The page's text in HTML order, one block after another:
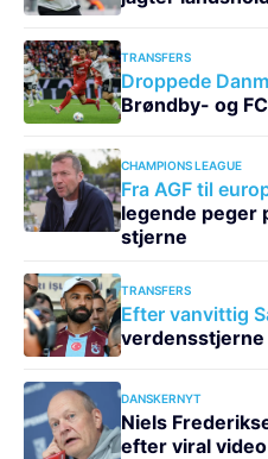
TRANSFERS
Droppede
Brøndby- og
CHAMPIONS LEAGUE
Fra AGF til
legende peger
stjerne
TRANSFERS
Efter vanvittig
DANSKERNYT
Niels
efter viral video